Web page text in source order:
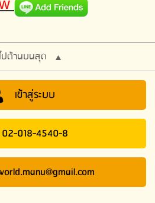
ปด้านบนสุด
เข้าสู่ระบบ
02-018-4540-8